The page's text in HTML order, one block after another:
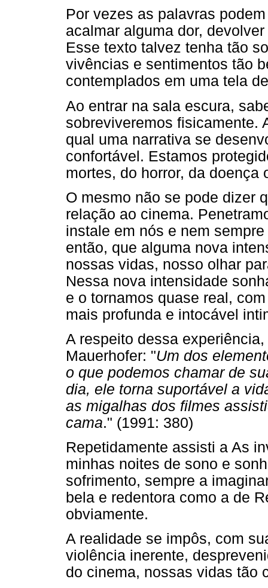
Por vezes as palavras
acalmar alguma dor,
Esse texto talvez tenha tão
vivências e sentimentos tão
contemplados em uma tela
Ao entrar na sala escura,
sobreviveremos fisicamente.
qual uma narrativa se
confortável. Estamos
mortes, do horror, da doença
O mesmo não se pode dizer
relação ao cinema.
instale em nós e nem
então, que alguma nova
nossas vidas, nosso olhar
Nessa nova intensidade
e o tornamos quase real,
mais profunda e intocável
A respeito dessa
Mauerhofer: "Um dos
o que podemos chamar de
dia, ele torna suportável a
as migalhas dos filmes
cama." (1991: 380)
Repetidamente assisti a As
minhas noites de sono e
sofrimento, sempre a
bela e redentora como a de
obviamente.
A realidade se impôs, com
violência inerente,
do cinema, nossas vidas tão